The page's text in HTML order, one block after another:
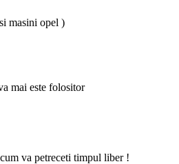
masini opel )
mai este folositor
va petreceti timpul liber !